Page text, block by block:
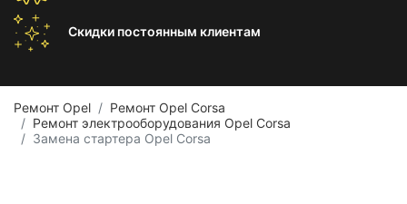
Скидки постоянным клиентам
Ремонт Opel
Ремонт Opel Corsa
Ремонт электрооборудования Opel Corsa
Замена стартера Opel Corsa